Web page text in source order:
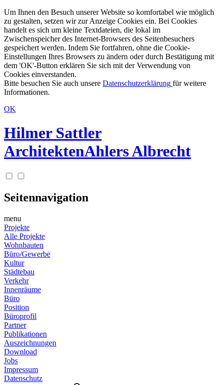
Um Ihnen den Besuch unserer Website so komfortabel wie möglich
zu gestalten, setzen wir zur Anzeige Cookies ein. Bei Cookies
handelt es sich um kleine Textdateien, die lokal im
Zwischenspeicher des Internet-Browsers des Seitenbesuchers
gespeichert werden. Indem Sie fortfahren, ohne die Cookie-
Einstellungen Ihres Browsers zu ändern oder durch Bestätigung mit
dem 'OK'-Button erklären Sie sich mit der Verwendung von
Cookies einverstanden.
Bitte besuchen Sie auch unsere Datenschutzerklärung für weitere
Informationen.
OK
Hilmer Sattler
ArchitektenAhlers Albrecht
Seitennavigation
menu
Projekte
Alle Projekte
Wohnbauten
Büro/Gewerbe
Kultur
Städtebau
Verkehr
Innenräume
Büro
Position
Büroprofil
Partner
Publikationen
Auszeichnungen
Download
Jobs
Impressum
Datenschutz